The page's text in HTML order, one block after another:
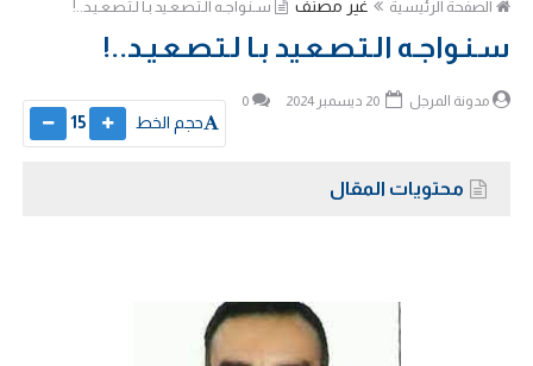
الصفحة الرئيسية غير مصنف سـنـواجـه الـتـصـعـيد بـا لـتـصـعـيـد..!
سـنـواجـه الـتـصـعـيد بـا لـتـصـعـيـد..!
مدونة المرجل 0
حجم الخط 15
محتويات المقال